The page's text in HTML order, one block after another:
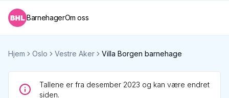
BarnehagerOm oss
Hjem Oslo Vestre Aker Villa Borgen barnehage
Tallene er fra desember 2023 og kan være endret
siden.